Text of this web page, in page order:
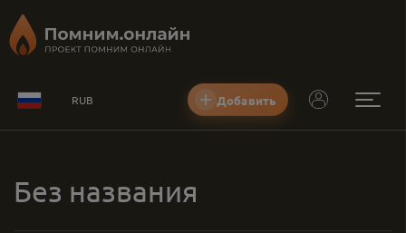
RUB Добавить
Без названия